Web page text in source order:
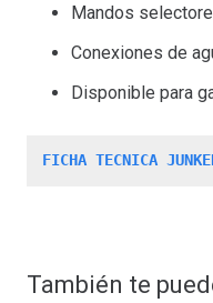
Mandos
Conexiones de
Disponible para
FICHA TECNICA
También te